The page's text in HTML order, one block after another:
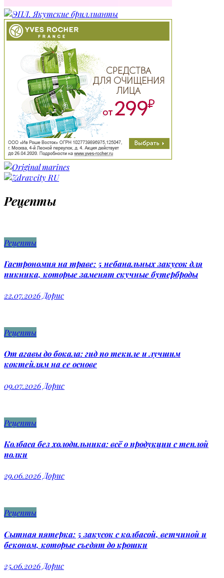
Рецепты
Рецепты
Гастрономия на траве: 5 небанальных закусок для
пикника, которые заменят скучные бутерброды
22.07.2026Дорис
Рецепты
От агавы до бокала: гид по текиле и лучшим
коктейлям на ее основе
09.07.2026 Дорис
Рецепты
Колбаса без холодильника: всё о продукции с теплой
полки
29.06.2026Дорис
Рецепты
Сытная пятерка: 5 закусок с колбасой, ветчиной и
беконом, которые съедят до крошки
25.06.2026 Дорис